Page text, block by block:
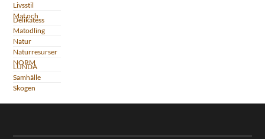
Livsstil
Mat och
Delikatess
Matodling
Natur
Naturresurser
NORM
LUNDA
Samhälle
Skogen